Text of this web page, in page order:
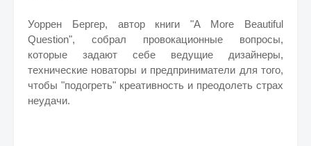
Уоррен Бергер, автор книги "A More Beautiful
Question", собрал провокационные вопросы,
которые задают себе ведущие дизайнеры,
технические новаторы и предприниматели для того,
чтобы "подогреть" креативность и преодолеть страх
неудачи.